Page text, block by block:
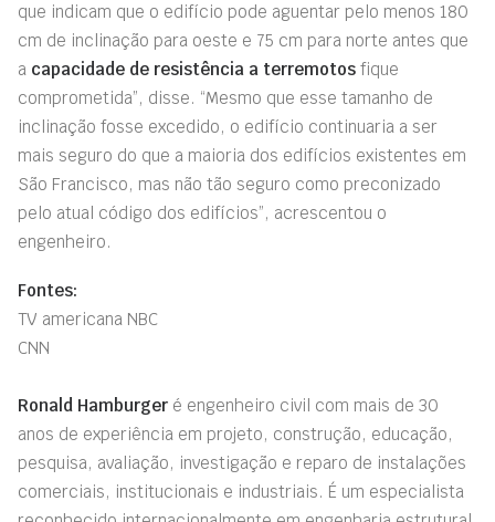
que indicam que o edifício pode aguentar pelo menos 180
cm de inclinação para oeste e 75 cm para norte antes que
a capacidade de resistência a terremotos fique
comprometida”, disse. “Mesmo que esse tamanho de
inclinação fosse excedido, o edifício continuaria a ser
mais seguro do que a maioria dos edifícios existentes em
São Francisco, mas não tão seguro como preconizado
pelo atual código dos edifícios”, acrescentou o
engenheiro.
Fontes:
TV americana NBC
CNN
Ronald Hamburger é engenheiro civil com mais de 30
anos de experiência em projeto, construção, educação,
pesquisa, avaliação, investigação e reparo de instalações
comerciais, institucionais e industriais. É um especialista